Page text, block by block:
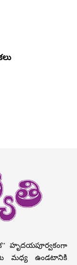
హృదయపూర్వకంగా
మధ్య ఉండటానికి